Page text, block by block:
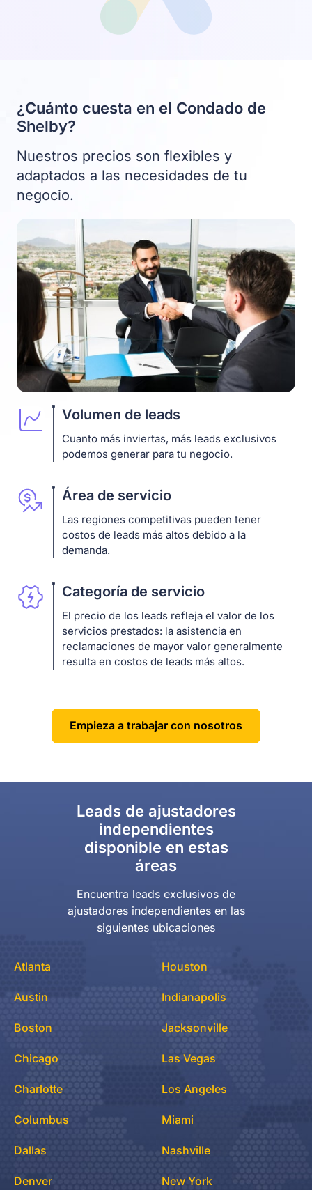
¿Cuánto cuesta en el Condado de
Shelby?
Nuestros precios son flexibles y
adaptados a las necesidades de tu
negocio.
Volumen de leads
Cuanto más inviertas, más leads exclusivos
podemos generar para tu negocio.
Área de servicio
Las regiones competitivas pueden tener
costos de leads más altos debido a la
demanda.
Categoría de servicio
El precio de los leads refleja el valor de los
servicios prestados: la asistencia en
reclamaciones de mayor valor generalmente
resulta en costos de leads más altos.
Empieza a trabajar con nosotros
Leads de ajustadores
independientes
disponible en estas
áreas
Encuentra leads exclusivos de
ajustadores independientes en las
siguientes ubicaciones
Atlanta
Austin
Boston
Chicago
Charlotte
Columbus
Dallas
Denver
Houston
Indianapolis
Jacksonville
Las Vegas
Los Angeles
Miami
Nashville
New York